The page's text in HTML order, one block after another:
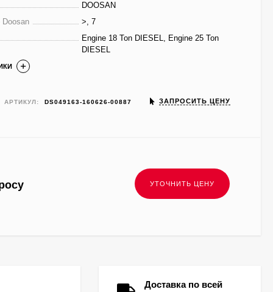
DOOSAN
Doosan
>, 7
Engine 18 Ton DIESEL, Engine 25 Ton
DIESEL
АРТИКУЛ: DS049163-160626-00887 ЗАПРОСИТЬ ЦЕНУ
Доставка по всей